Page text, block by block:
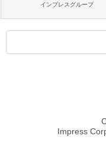
インプレスグループ
Impress